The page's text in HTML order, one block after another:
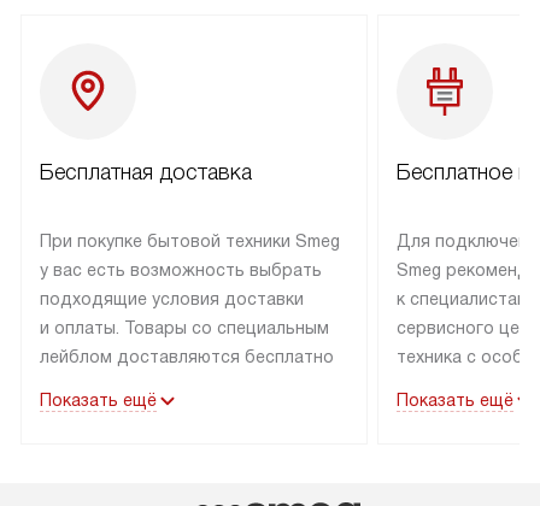
Бесплатная доставка
При покупке бытовой техники Smeg
у вас есть возможность выбрать
подходящие условия доставки
и оплаты. Товары со специальным
лейблом доставляются бесплатно
до подъезда. Доставка за пределы
маркировку «в наличии», может
Показать ещё
Бесплатное
Для
Smeg
к специалистам
сервисного
техника с
коммуникациям.
Показать ещё